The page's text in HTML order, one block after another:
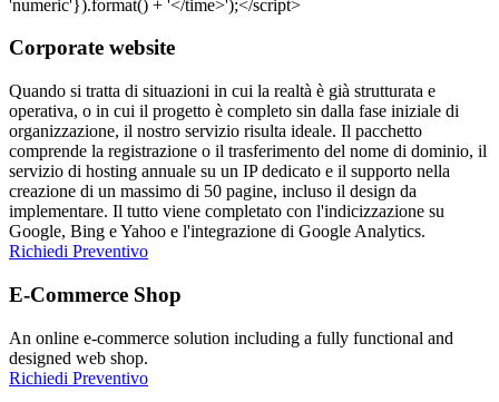
Corporate website
Quando si tratta di situazioni in cui la realtà è già strutturata e
operativa, o in cui il progetto è completo sin dalla fase iniziale di
organizzazione, il nostro servizio risulta ideale. Il pacchetto
comprende la registrazione o il trasferimento del nome di dominio, il
servizio di hosting annuale su un IP dedicato e il supporto nella
creazione di un massimo di 50 pagine, incluso il design da
implementare. Il tutto viene completato con l'indicizzazione su
Google, Bing e Yahoo e l'integrazione di Google Analytics.
Richiedi Preventivo
E-Commerce Shop
An online e-commerce solution including a fully functional and
designed web shop.
Richiedi Preventivo